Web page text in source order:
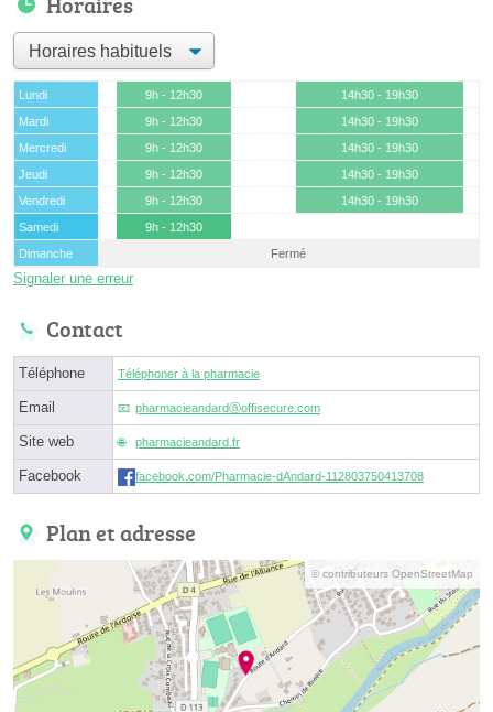
Lundi 9h - 12h30
14h30 - 19h30
Mardi
9h - 12h30
14h30 - 19h30
Mercredi
9h - 12h30
14h30 - 19h30
Jeudi
9h - 12h30
14h30 - 19h30
Vendredi
9h - 12h30
14h30 - 19h30
Samedi
9h - 12h30
Dimanche
Fermé
Signaler une erreur
Contact
Téléphone Téléphoner à la pharmacie
Email pharmacieandardⓐoffisecure.com
Site web pharmacieandard.fr
Facebook facebook.com/Pharmacie-dAndard-112803750413708
Plan et adresse
© contributeurs OpenStreetMap